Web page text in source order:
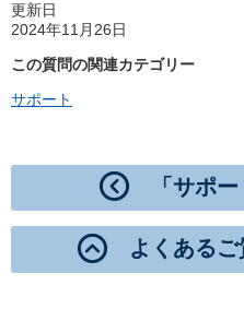
更新日
2024年11月26日
この質問の関連カテゴリー
サポート
「サポ
よくある